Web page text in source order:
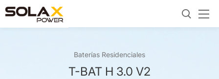
Baterías Residenciales
T-BAT H 3.0 V2